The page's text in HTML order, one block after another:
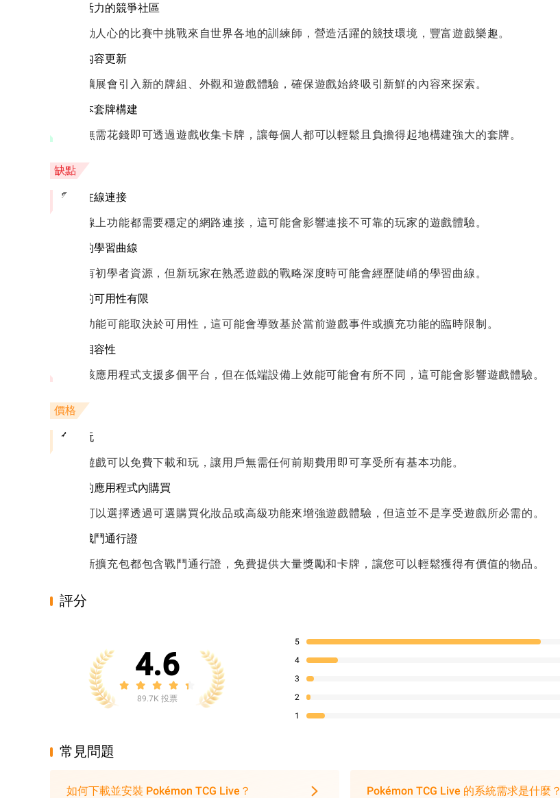
充滿活力的競爭社區
在激動人心的比賽中挑戰來自世界各地的訓練師，營造活躍的競技環境，豐富遊戲樂趣。
持續內容更新
定期擴展會引入新的牌組、外觀和遊戲體驗，確保遊戲始終吸引新鮮的內容來探索。
無成本套牌構建
玩家無需花錢即可透過遊戲收集卡牌，讓每個人都可以輕鬆且負擔得起地構建強大的套牌。
缺點
需要在線連接
所有線上功能都需要穩定的網路連接，這可能會影響連接不可靠的玩家的遊戲體驗。
潛在的學習曲線
儘管有初學者資源，但新玩家在熟悉遊戲的戰略深度時可能會經歷陡峭的學習曲線。
內容的可用性有限
某些功能可能取決於可用性，這可能會導致基於當前遊戲事件或擴充功能的臨時限制。
設備相容性
雖然該應用程式支援多個平台，但在低端設備上效能可能會有所不同，這可能會影響遊戲體驗。
價格
免費玩
核心遊戲可以免費下載和玩，讓用戶無需任何前期費用即可享受所有基本功能。
可選的應用程式內購買
玩家可以選擇透過可選購買化妝品或高級功能來增強遊戲體驗，但這並不是享受遊戲所必需的。
免費戰鬥通行證
每個新擴充包都包含戰鬥通行證，免費提供大量獎勵和卡牌，讓您可以輕鬆獲得有價值的物品。
評分
4.6
89.7K 投票
5
4
3
2
1
常見問題
如何下載並安裝 Pokémon TCG Live？ Pokémon TCG Live 的系統需求是什麼？